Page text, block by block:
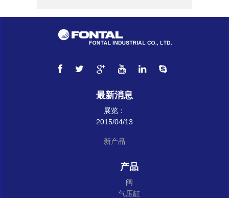
最新消息
展览：
2015/04/13
新产品
产品
阀
气压缸